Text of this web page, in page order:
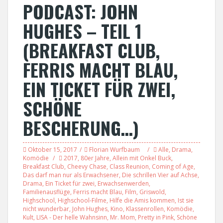
PODCAST: JOHN
HUGHES – TEIL 1
(BREAKFAST CLUB,
FERRIS MACHT BLAU,
EIN TICKET FÜR ZWEI,
SCHÖNE
BESCHERUNG…)
Oktober 15, 2017 Florian Wurfbaum Alle, Drama,
Komödie
2017, 80er Jahre, Allein mit Onkel Buck,
Breakfast Club, Cheevy Chase, Class Reunion, Coming of Age,
Das darf man nur als Erwachsener, Die schrillen Vier auf Achse,
Drama, Ein Ticket für zwei, Erwachsenwerden,
Familienausflüge, Ferris macht Blau, Film, Griswold,
Highschool, Highschool-Filme, Hilfe die Amis kommen, Ist sie
nicht wunderbar, John Hughes, Kino, Klassenrollen, Komödie,
Kult, LISA - Der helle Wahnsinn, Mr. Mom, Pretty in Pink, Schöne